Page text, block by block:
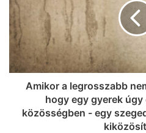
Amikor a legrosszabb
hogy egy gyerek
közösségben - egy